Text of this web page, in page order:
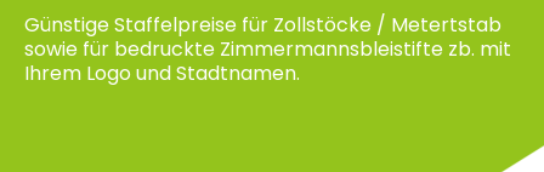
Günstige Staffelpreise für Zollstöcke / Metertstab
sowie für bedruckte Zimmermannsbleistifte zb. mit
Ihrem Logo und Stadtnamen.